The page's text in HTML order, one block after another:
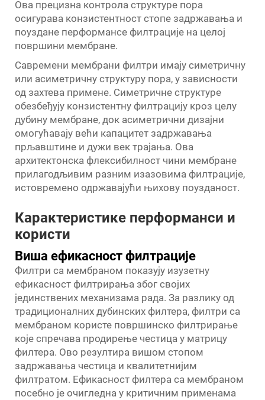
Ова прецизна контрола структуре пора
осигурава конзистентност стопе задржавања и
поуздане перформансе филтрације на целој
површини мембране.
Савремени мембрани филтри имају симетричну
или асиметричну структуру пора, у зависности
од захтева примене. Симетричне структуре
обезбеђују конзистентну филтрацију кроз целу
дубину мембране, док асиметрични дизајни
омогућавају већи капацитет задржавања
прљавштине и дужи век трајања. Ова
архитектонска флексибилност чини мембране
прилагодљивим разним изазовима филтрације,
истовремено одржавајући њихову поузданост.
Карактеристике перформанси и
користи
Виша ефикасност филтрације
Филтри са мембраном показују изузетну
ефикасност филтрирања због својих
јединствених механизама рада. За разлику од
традиционалних дубинских филтера, филтри са
мембраном користе површинско филтрирање
које спречава продирење честица у матрицу
филтера. Ово резултира вишом стопом
задржавања честица и квалитетнијим
филтратом. Ефикасност филтера са мембраном
посебно је очигледна у критичним применама